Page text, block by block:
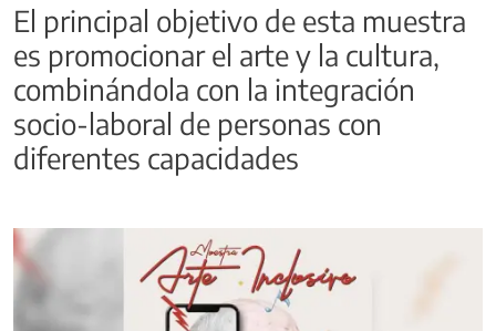
El principal objetivo de esta muestra
es promocionar el arte y la cultura,
combinándola con la integración
socio-laboral de personas con
diferentes capacidades